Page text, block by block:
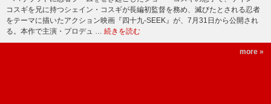
コスギを兄に持つシェイン・コスギが長編初監督を務め、滅びたとされる忍者
をテーマに描いたアクション映画『四十九-SEEK』が、7月31日から公開され
る。本作で主演・プロデュ … 続きを読む
more »